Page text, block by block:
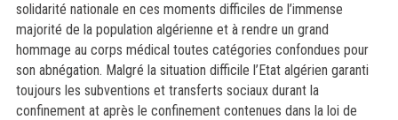
solidarité nationale en ces moments difficiles de l’immense
majorité de la population algérienne et à rendre un grand
hommage au corps médical toutes catégories confondues pour
son abnégation. Malgré la situation difficile l’Etat algérien garanti
toujours les subventions et transferts sociaux durant la
confinement at après le confinement contenues dans la loi de